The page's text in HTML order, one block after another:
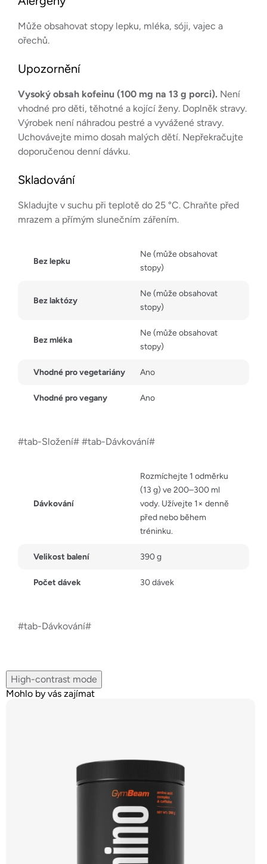
Může obsahovat stopy lepku, mléka, sóji, vajec a
ořechů.
Upozornění
Vysoký obsah kofeinu (100 mg na 13 g porci). Není
vhodné pro děti, těhotné a kojící ženy. Doplněk stravy.
Výrobek není náhradou pestré a vyvážené stravy.
Uchovávejte mimo dosah malých dětí. Nepřekračujte
doporučenou denní dávku.
Skladování
Skladujte v suchu při teplotě do 25 °C. Chraňte před
mrazem a přímým slunečním zářením.
Bez lepku
Ne (může obsahovat
stopy)
Bez laktózy
Ne (může obsahovat
stopy)
Bez mléka
Ne (může obsahovat
stopy)
Vhodné pro vegetariány Ano
Vhodné pro vegany Ano
#tab-Složení# #tab-Dávkování#
Dávkování
Rozmíchejte 1 odměrku
(13 g) ve 200–300 ml
vody. Užívejte 1× denně
před nebo během
tréninku.
Velikost balení 390 g
Počet dávek 30 dávek
#tab-Dávkování#
High-contrast mode
Mohlo by vás zajímat